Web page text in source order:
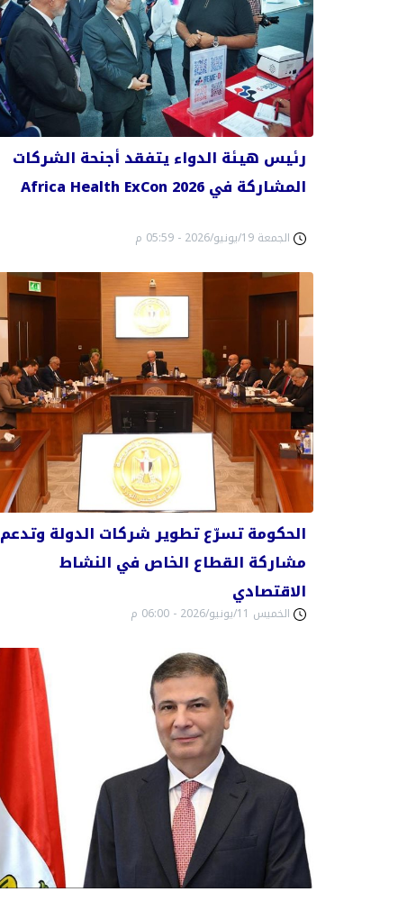
رئيس هيئة الدواء يتفقد أجنحة الشركات
المشاركة في Africa Health ExCon 2026
الجمعة 19/يونيو/2026 - 05:59 م
الحكومة تسرّع تطوير شركات الدولة وتدعم
مشاركة القطاع الخاص في النشاط
الاقتصادي
الخميس 11/يونيو/2026 - 06:00 م